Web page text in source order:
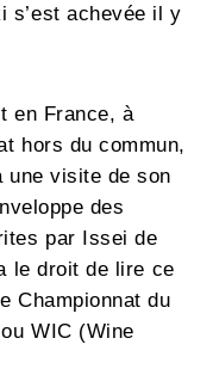
s’est achevée il y
en France, à
hors du commun,
une visite de son
des
par Issei de
le droit de lire ce
Championnat du
WIC (Wine